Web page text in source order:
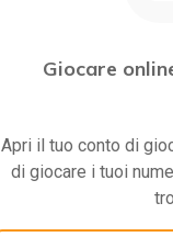
Giocare
Apri il tuo conto di
di giocare i tuoi